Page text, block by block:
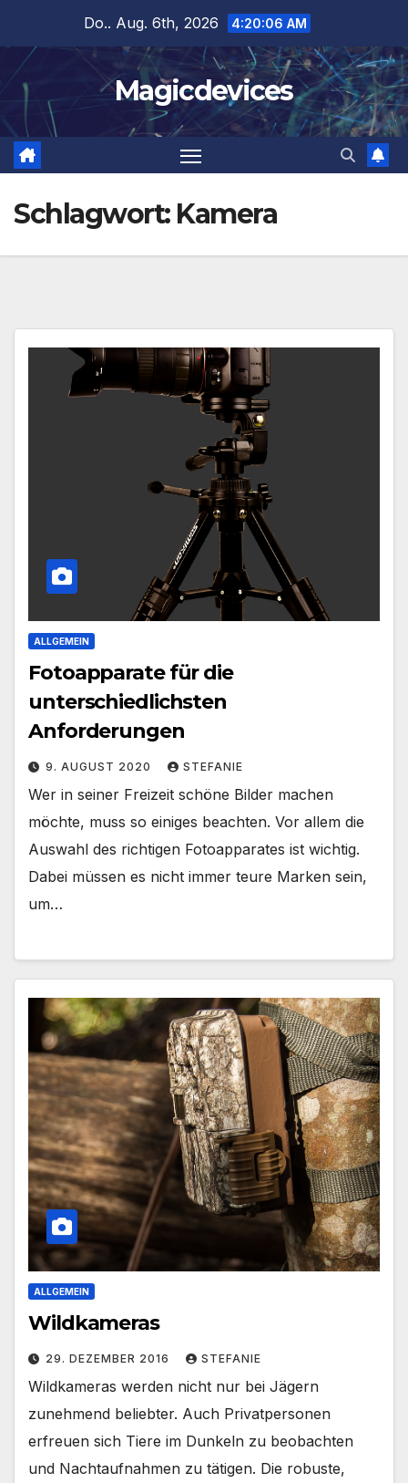
springen
Do.. Aug. 6th, 2026 4:20:07 AM
Magicdevices
Schlagwort: Kamera
ALLGEMEIN
Fotoapparate für die
unterschiedlichsten
Anforderungen
9. AUGUST 2020 STEFANIE
Wer in seiner Freizeit schöne Bilder machen
möchte, muss so einiges beachten. Vor allem die
Auswahl des richtigen Fotoapparates ist wichtig.
Dabei müssen es nicht immer teure Marken sein,
um…
ALLGEMEIN
Wildkameras
29. DEZEMBER 2016 STEFANIE
Wildkameras werden nicht nur bei Jägern
zunehmend beliebter. Auch Privatpersonen
erfreuen sich Tiere im Dunkeln zu beobachten
und Nachtaufnahmen zu tätigen. Die robuste,